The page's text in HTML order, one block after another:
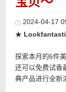
更多
2024-04-17
★
探索本月的6件
还可以免费试香
典产品进行全新